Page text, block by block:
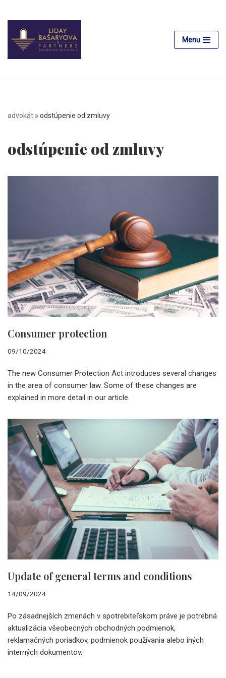
Skip
to
content
Menu
advokát » odstúpenie od zmluvy
odstúpenie od zmluvy
Consumer protection
09/10/2024
The new Consumer Protection Act introduces several changes
in the area of consumer law. Some of these changes are
explained in more detail in our article.
Update of general terms and conditions
14/09/2024
Po zásadnejších zmenách v spotrebiteľskom práve je potrebná
aktualizácia všeobecných obchodných podmienok,
reklamačných poriadkov, podmienok používania alebo iných
interných dokumentov.